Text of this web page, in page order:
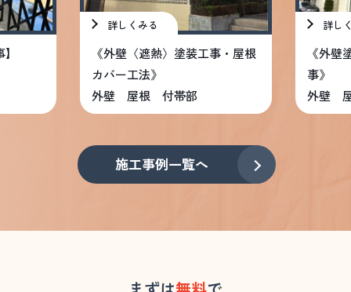
《外壁〈遮熱〉塗装工事・屋根
カバー工法》
外壁 屋根 付帯部
詳しくみる
《外壁
事》
外壁
詳し
施工事例一覧へ